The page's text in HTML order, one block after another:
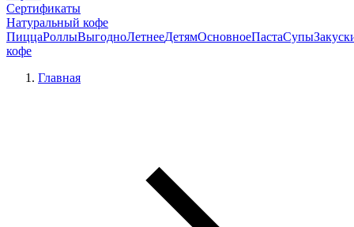
Сертификаты
Натуральный кофе
ПиццаРоллыВыгодноЛетнееДетямОсновноеПастаСупы
кофе
Главная